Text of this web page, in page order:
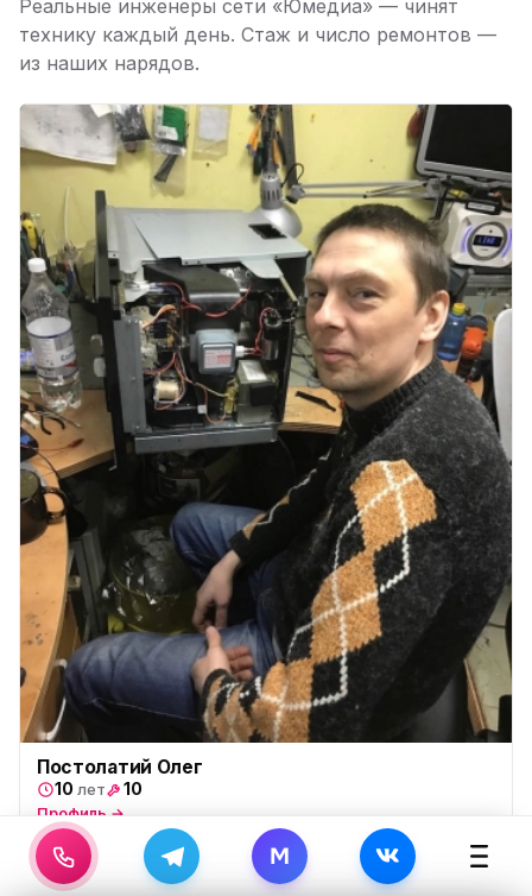
Реальные инженеры сети «Юмедиа» — чинят
технику каждый день. Стаж и число ремонтов —
из наших нарядов.
Постолатий Олег
10 лет 10
Профиль →
M